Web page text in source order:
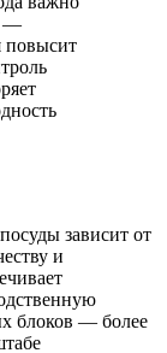
—
повысит
зависит от
и
блоков — более